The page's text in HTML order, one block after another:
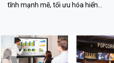
tĩnh mạnh mẽ, tối ưu hóa hiển
khai hiệu quả.
<